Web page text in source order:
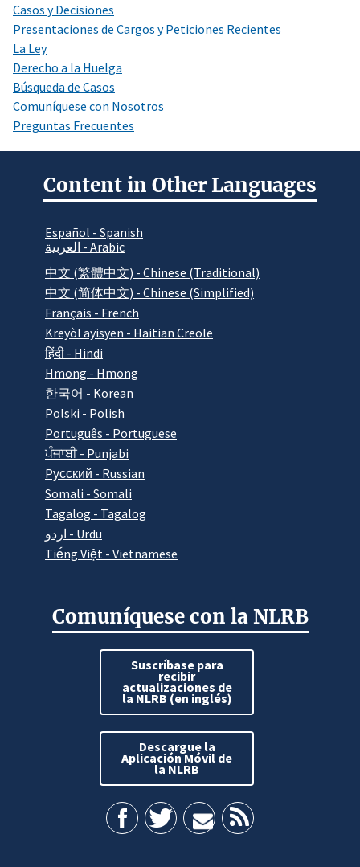
Casos y Decisiones
Presentaciones de Cargos y Peticiones Recientes
La Ley
Derecho a la Huelga
Búsqueda de Casos
Comuníquese con Nosotros
Preguntas Frecuentes
Content in Other Languages
Español - Spanish
العربية - Arabic
中文 (繁體中文) - Chinese (Traditional)
中文 (简体中文) - Chinese (Simplified)
Français - French
Kreyòl ayisyen - Haitian Creole
हिंदी - Hindi
Hmong - Hmong
한국어 - Korean
Polski - Polish
Português - Portuguese
ਪੰਜਾਬੀ - Punjabi
Pусский - Russian
Somali - Somali
Tagalog - Tagalog
اردو - Urdu
Tiếng Việt - Vietnamese
Comuníquese con la NLRB
Suscríbase para
recibir
actualizaciones de
la NLRB (en inglés)
Descargue la
Aplicación Móvil de
la NLRB